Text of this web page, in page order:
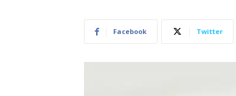
Facebook Twitter